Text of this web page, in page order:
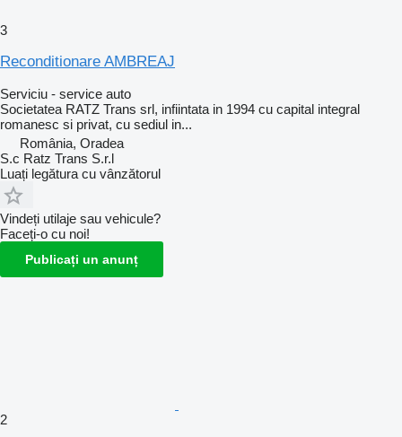
3
Reconditionare AMBREAJ
Serviciu - service auto
Societatea RATZ Trans srl, infiintata in 1994 cu capital integral
romanesc si privat, cu sediul in...
România, Oradea
S.c Ratz Trans S.r.l
Luați legătura cu vânzătorul
Vindeți utilaje sau vehicule?
Faceți-o cu noi!
Publicați un anunț
2